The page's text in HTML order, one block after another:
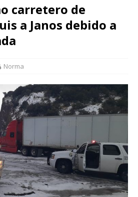
carretero de
a Janos debido a
Norma